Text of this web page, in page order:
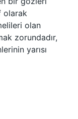
olarak
olan
zorundadır,
yarısı